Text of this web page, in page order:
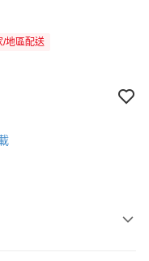
/地區配送